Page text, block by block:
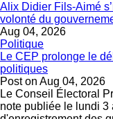
Alix Didier Fils-Aimé
volonté du
Aug 04, 2026
Politique
Le CEP prolonge le
politiques
Post on Aug 04, 2026
Le Conseil Électoral
note publiée le lundi 3